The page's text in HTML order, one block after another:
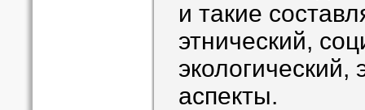
и такие
этнический,
экологический,
аспекты.